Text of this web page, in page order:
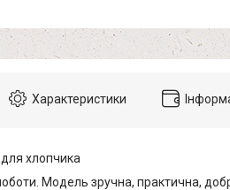
Характеристики
хлопчика
Модель зручна, практична,